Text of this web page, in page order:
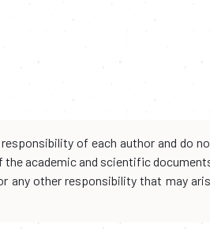
of each author and do
academic and scientific
any other responsibility that may